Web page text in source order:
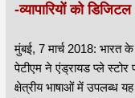
-व्यापारियों को
मुंबई, 7 मार्च 2018: भारत के
पेटीएम ने एंड्रायड प्ले
क्षेत्रीय भाषाओं में उपलब्ध